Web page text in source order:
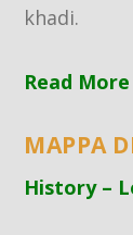
khadi.
Read More
MAPPA
History –